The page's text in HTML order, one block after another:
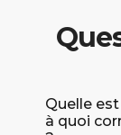
Quelle
à quoi